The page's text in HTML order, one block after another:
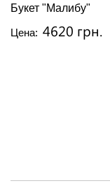
Букет "Малибу"
Цена: 4620 грн.